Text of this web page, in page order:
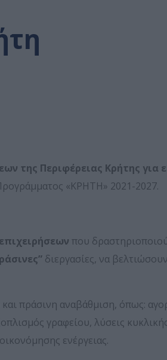
της Περιφέρειας Κρήτης για
«ΚΡΗΤΗ» 2021-2027.
που
διεργασίες, να
πράσινη αναβάθμιση, όπως:
γραφείου, λύσεις
ενέργειας.